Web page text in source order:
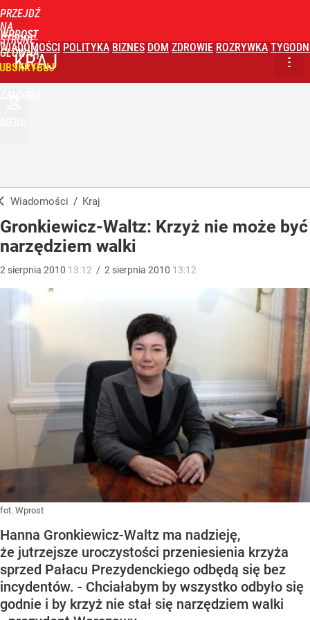
PRZEJDŹ
NA
STRONĘ
GŁÓWNĄ
WPROST
WIADOMOŚCI POLITYKA BIZNES DOM ZDROWIE ROZRYWKA
KRAJ
Wiadomości / Kraj
Gronkiewicz-Waltz: Krzyż nie może być
narzędziem walki
2 sierpnia 2010 13:12 / 2 sierpnia 2010 13:12
fot. Wprost
Hanna Gronkiewicz-Waltz ma nadzieję,
że jutrzejsze uroczystości przeniesienia krzyża
sprzed Pałacu Prezydenckiego odbędą się bez
incydentów. - Chciałabym by wszystko odbyło się
godnie i by krzyż nie stał się narzędziem walki